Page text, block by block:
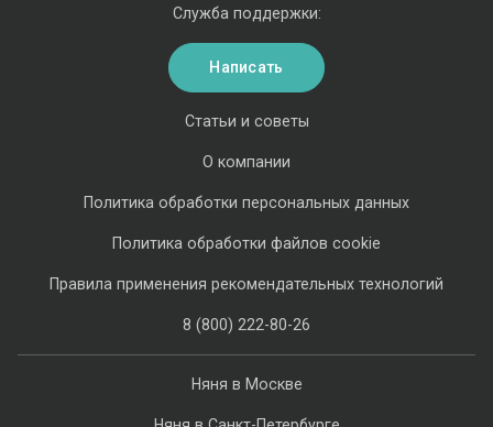
Няня в Москве
Статьи и советы
О компании
Политика обработки персональных данных
Политика обработки файлов cookie
Правила применения рекомендательных технологий
8 (800) 222-80-26
Служба поддержки:
Написать